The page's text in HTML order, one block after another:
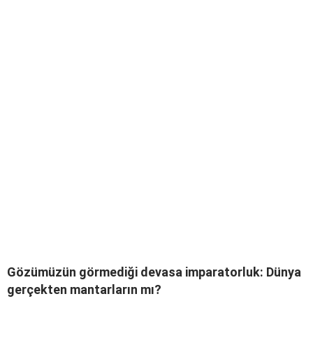
Gözümüzün görmediği devasa imparatorluk: Dünya
gerçekten mantarların mı?